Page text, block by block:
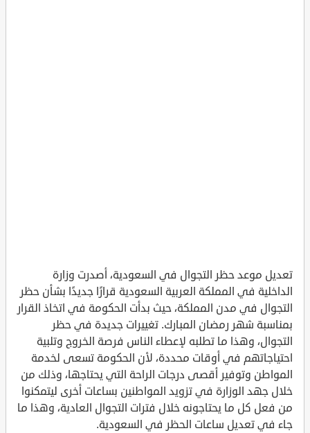
تعديل موعد حظر التجوال في السعودية، أصدرت وزارة
الداخلية في المملكة العربية السعودية قرارًا جديدًا بشأن حظر
التجوال في مدن المملكة، حيث بدأت الحكومة في اتخاذ القرار
بمناسبة شهر رمضان المبارك. تغييرات جديدة في حظر
التجوال، وهذا ما تطلبه لإعطاء الناس فرصة الخروج وتلبية
احتياجاتهم في أوقات محددة، لأن الحكومة تسعى لخدمة
المواطن وتوفير أقصى درجات الراحة التي يحتاجها، وذلك من
خلال جهد الوزارة في تزويد المواطنين بساعات أخرى ليتمكنوا
من فعل كل ما يحتاجونه خلال فترات التجوال العادية، وهذا ما
جاء في تعديل ساعات الحظر في السعودية.